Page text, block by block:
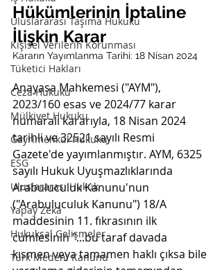
Uluslararası Taşıma Hukuku
Kişisel Verilerin Korunması
Tüketici Hakları
Ceza Hukuku
Mülkiyet Hukuku
Gayrimenkul Hukuku
ESG
Uluslararası Hukuk
Yapay Zeka
Hukuksal Gelişmeler
Türk Medeni Kanunu
Hükümlerinin İptaline
İlişkin Karar
Kararın Yayımlanma Tarihi: 18 Nisan 2024
Anayasa Mahkemesi ("AYM"),
2023/160 esas ve 2024/77 karar
numaralı kararıyla, 18 Nisan 2024
tarihli ve 32521 sayılı Resmi
Gazete'de yayımlanmıştır. AYM, 6325
sayılı Hukuk Uyuşmazlıklarında
Arabuluculuk Kanunu'nun
("Arabuluculuk Kanunu") 18/A
maddesinin 11. fıkrasının ilk
cümlesinin "...bu taraf davada
kısmen veya tamamen haklı çıksa bile